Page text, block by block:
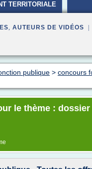
TERRITORIALE
, AUTEURS DE VIDÉOS |
publique > concours
le thème :